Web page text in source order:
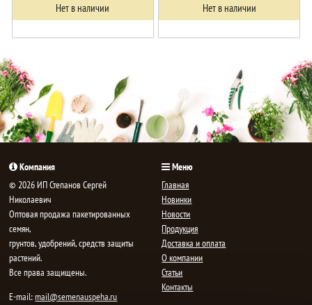
Нет в наличии Нет в наличии
Компания
© 2026 ИП Степанов Сергей
Николаевич
Oптовая продажа пакетированных
семян,
грунтов, удобрений, средств защиты
растений.
Все права защищены.
E-mail:mail@semenauspeha.ru
Меню
Главная
Новинки
Новости
Продукция
Доставка и оплата
О компании
Статьи
Контакты